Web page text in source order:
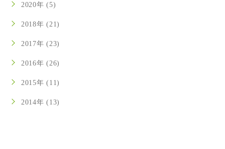
2020年 (5)
2018年 (21)
2017年 (23)
2016年 (26)
2015年 (11)
2014年 (13)